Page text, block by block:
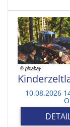
10.08.2026